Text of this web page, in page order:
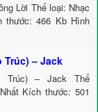
Lời Thể loại: Nhạc
thước: 466 Kb Hình
Trúc) – Jack
Trúc) – Jack Thể
Kích thước: 501